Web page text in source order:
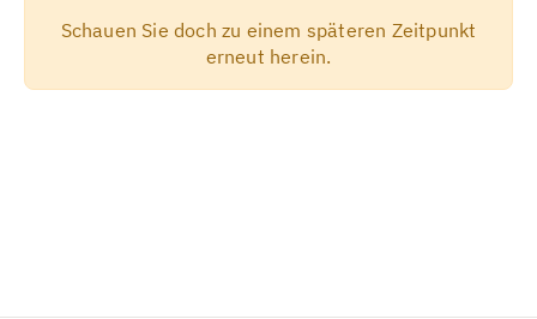
Schauen Sie doch zu einem späteren Zeitpunkt
erneut herein.